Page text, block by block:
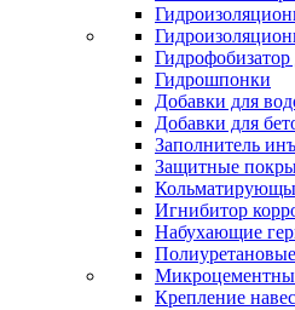
Гидрошпонки
Добавки для
Добавки для
Заполнитель
Защитные
Игнибитор
Набухающие
Крепление